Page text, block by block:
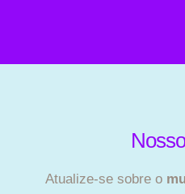
Atualize-se sobre o